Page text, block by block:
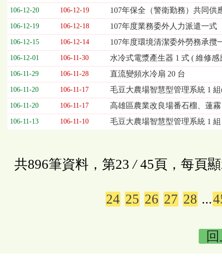
期、
公
告
事
項
106-12-20 106-12-19 107年保全（警衛勤務）共同供
106-12-19 106-12-18 107年度業務委外人力派遣一式
106-12-15 106-12-14 107年度環境清潔委外勞務承攬
106-12-01 106-11-30 水冷式電漿產生器 1 式 ( 維修
106-11-29 106-11-28 直流變頻水冷扇 20 台
106-11-20 106-11-17 毛豆大農場智慧型管理系統 1
106-11-20 106-11-17 高雄區農業改良場番石榴、蓮
106-11-13 106-11-10 毛豆大農場智慧型管理系統 1 組
共896筆資料，第23 /45頁，每頁
24 25 26 27 28 ...